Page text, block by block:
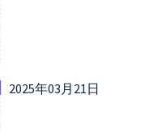
2025年03月21日